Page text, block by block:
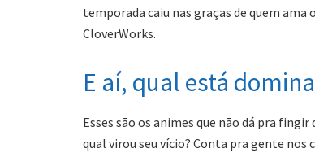
temporada caiu nas graças de quem
CloverWorks.
E aí, qual está
Esses são os animes que não dá pra fingir
qual virou seu vício? Conta pra gente